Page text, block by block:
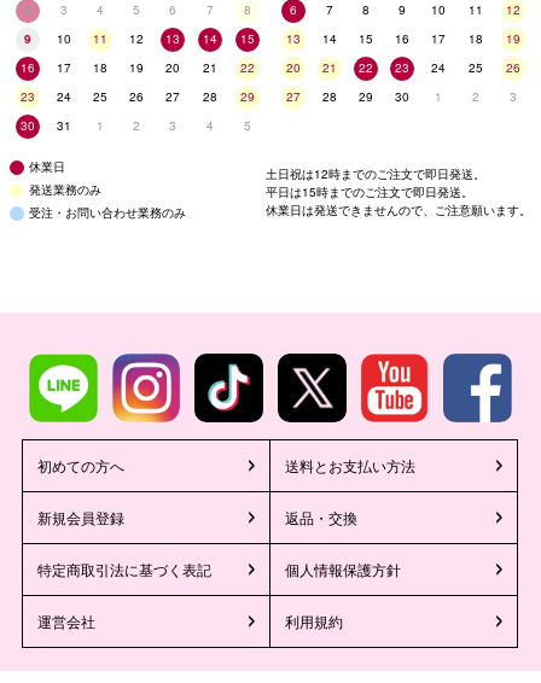
2
3 4 5 6 7
8
9
10 11 12 13 14
15
16
17 18 19 20 21
22
23
24 25 26 27 28
29
30
31 1 2 3 4 5
6
7 8 9 10 11
12
13
14 15 16 17 18
19
20
21 22 23 24 25
26
27
28 29 30 1 2 3
休業日
発送業務のみ
受注・お問い合わせ業務のみ
土日祝は12時までのご注文で即日発送。
平日は15時までのご注文で即日発送。
休業日は発送できませんので、ご注意願います。
初めての方へ 送料とお支払い方法
新規会員登録 返品・交換
特定商取引法に基づく表記 個人情報保護方針
運営会社 利用規約